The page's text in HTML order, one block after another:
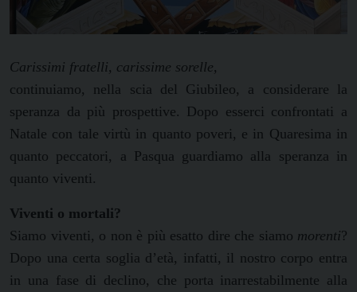
Carissimi fratelli, carissime sorelle,
continuiamo, nella scia del Giubileo, a considerare la
speranza da più prospettive. Dopo esserci confrontati a
Natale con tale virtù in quanto poveri, e in Quaresima in
quanto peccatori, a Pasqua guardiamo alla speranza in
quanto viventi.
Viventi o mortali?
Siamo viventi, o non è più esatto dire che siamo morenti?
Dopo una certa soglia d’età, infatti, il nostro corpo entra
in una fase di declino, che porta inarrestabilmente alla